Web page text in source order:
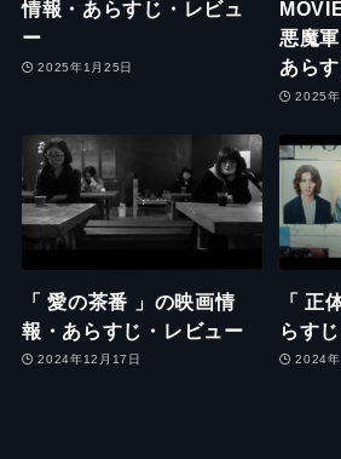
情報・あらすじ・レビュ
ー
2025年1月25日
悪魔
あら
2025
「 愛の茶番 」の映画情
報・あらすじ・レビュー
2024年12月17日
「 正
らす
2024